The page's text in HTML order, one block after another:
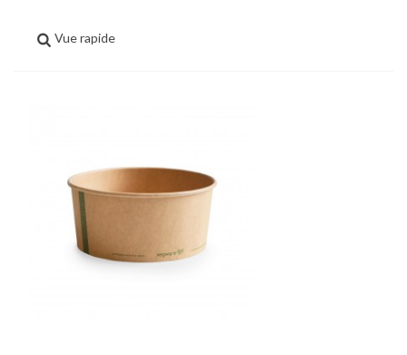
Vue rapide